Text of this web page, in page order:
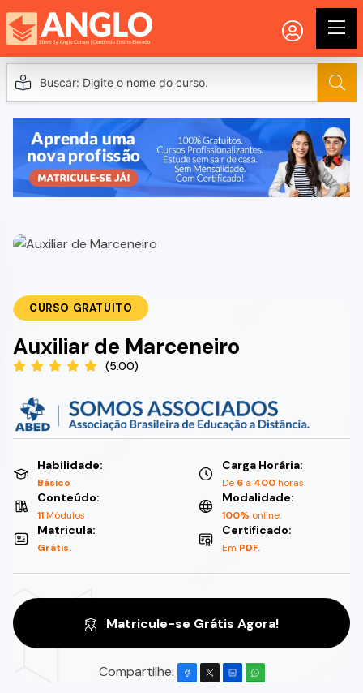
CURSO GRATUITO
Auxiliar de Marceneiro
(5.00)
Habilidade:
Básico
Carga Horária:
De 6 a 400horas
Conteúdo:
11Módulos
Modalidade:
100% online.
Matricula:
Grátis.
Certificado:
Em PDF.
Matricule-se Grátis Agora!
Compartilhe: